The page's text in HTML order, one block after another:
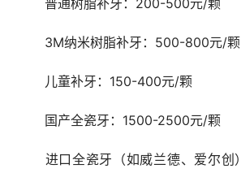
	普通树脂补牙：200-500元/颗
	3M纳米树脂补牙：500-800元/颗
	儿童补牙：150-400元/颗
	国产全瓷牙：1500-2500元/颗